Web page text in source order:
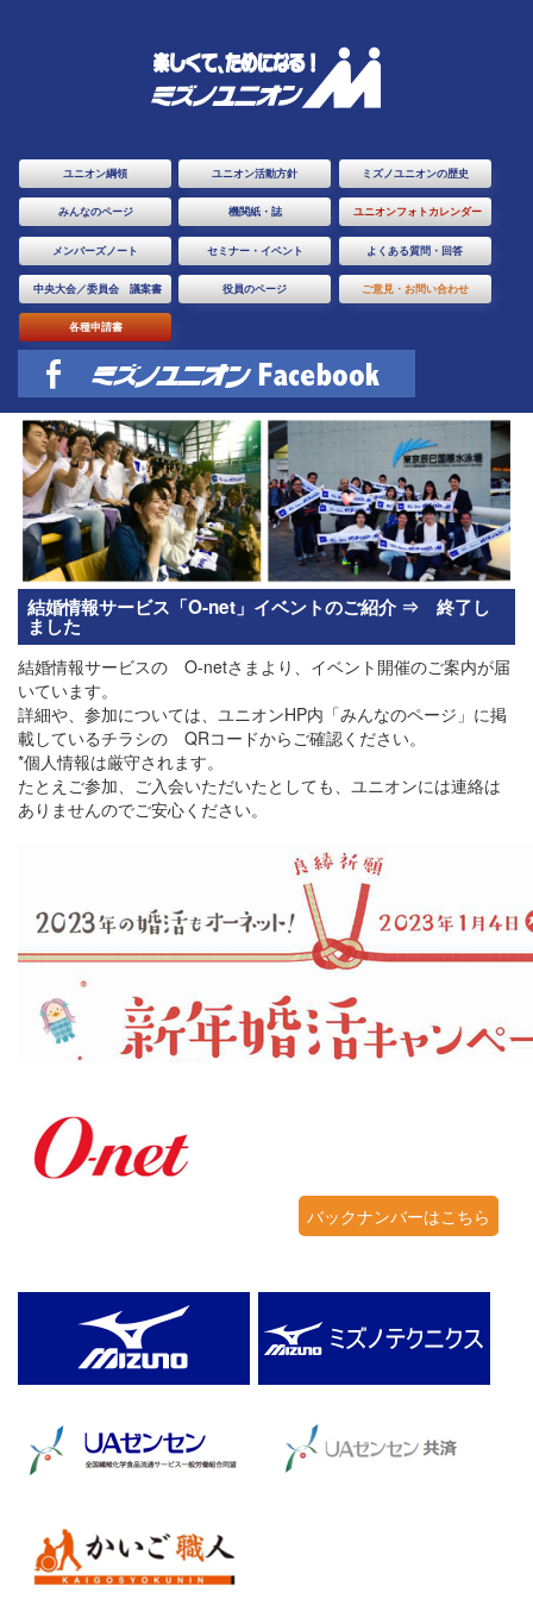
ユニオン綱領 ユニオン活動方針 ミズノユニオンの歴史
みんなのページ 機関紙・誌 ユニオンフォトカレンダー
メンバーズノート セミナー・イベント よくある質問・回答
中央大会／委員会 議案書 役員のページ ご意見・お問い合わせ
各種申請書
結婚情報サービス「O-net」イベントのご紹介 ⇒ 終了し
ました
結婚情報サービスの O-netさまより、イベント開催のご案内が届
いています。
詳細や、参加については、ユニオンHP内「みんなのページ」に掲
載しているチラシの QRコードからご確認ください。
*個人情報は厳守されます。
たとえご参加、ご入会いただいたとしても、ユニオンには連絡は
ありませんのでご安心ください。
バックナンバーはこちら